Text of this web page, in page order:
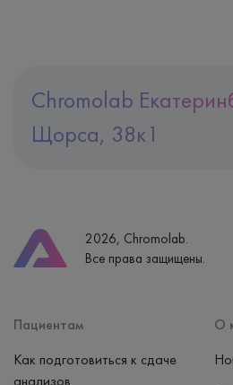
Chromolab
Щорса, 38к1
Часы работы
пн-вс: 7:30-15:00
2026, Chromolab.
Все права защищены.
Пациентам
Как подготовиться к сдаче
анализов
О